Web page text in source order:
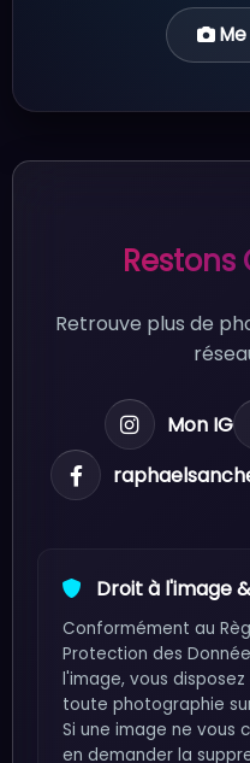
Me
Restons
Retrouve plus de
Mon IG
Droit à l'image
Conformément au
Protection des
l'image, vous
toute photographie
Si une image ne vous
en demander la